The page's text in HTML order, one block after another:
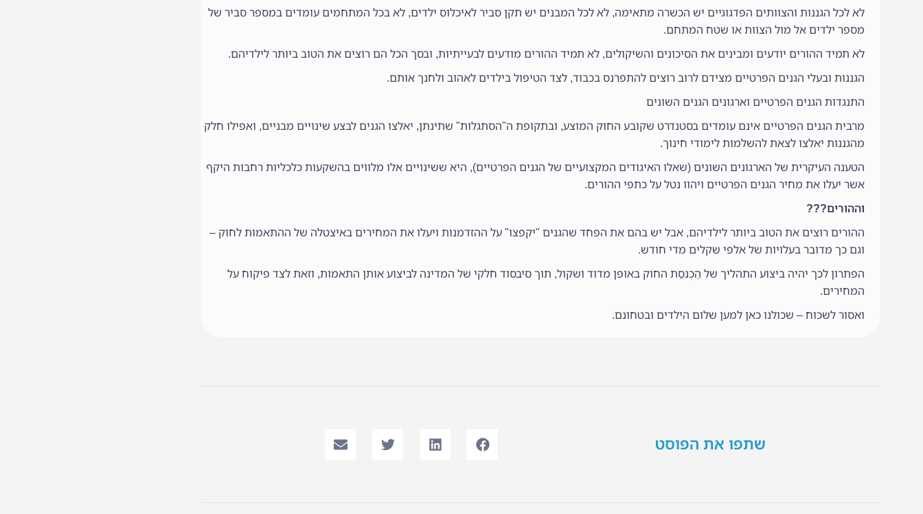
לא לכל הגננות והצוותים הפדגוגיים יש הכשרה מתאימה, לא לכל המבנים יש תקן סביר לאיכלוס ילדים, לא בכל המתחמים עומדים במספר סביר של
מספר ילדים אל מול הצוות או שטח המתחם.
לא תמיד ההורים יודעים ומבינים את הסיכונים והשיקולים, לא תמיד ההורים מודעים לבעייתיות, ובסך הכל הם רוצים את הטוב ביותר לילדיהם.
הגננות ובעלי הגנים הפרטיים מצידם לרוב רוצים להתפרנס בכבוד, לצד הטיפול בילדים לאהוב ולחנך אותם.
התנגדות הגנים הפרטיים וארגונים הגנים השונים
מרבית הגנים הפרטיים אינם עומדים בסטנדרט שקובע החוק המוצע, ובתקופת ה"הסתגלות" שתינתן, יאלצו הגנים לבצע שינויים מבניים, ואפילו חלק
מהגננות יאלצו לצאת להשלמות לימודי חינוך.
הטענה העיקרית של הארגונים השונים (שאלו האיגודים המקצועיים של הגנים הפרטיים), היא ששינויים אלו מלווים בהשקעות כלכליות רחבות היקף
אשר יעלו את מחיר הגנים הפרטיים ויהוו נטל על כתפי ההורים.
וההורים???
ההורים רוצים את הטוב ביותר לילדיהם, אבל יש בהם את הפחד שהגנים "יקפצו" על ההזדמנות ויעלו את המחירים באיצטלה של ההתאמות לחוק –
וגם כך מדובר בעלויות של אלפי שקלים מדי חודש.
הפתרון לכך יהיה ביצוע התהליך של הַכְנסַת החוק באופן מדוד ושקול, תוך סיבסוד חלקי של המדינה לביצוע אותן התאמות, וזאת לצד פיקוח על
המחירים.
ואסור לשכוח – שכולנו כאן למען שלום הילדים ובטחונם.
שתפו את הפוסט